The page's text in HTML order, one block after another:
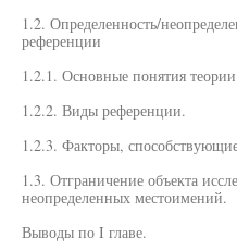
1.2. Определенность/
референции
1.2.1. Основные понятия
1.2.2. Виды референции.
1.2.3. Факторы,
1.3. Отграничение объекта
неопределенных местоимений.
Выводы по I главе.